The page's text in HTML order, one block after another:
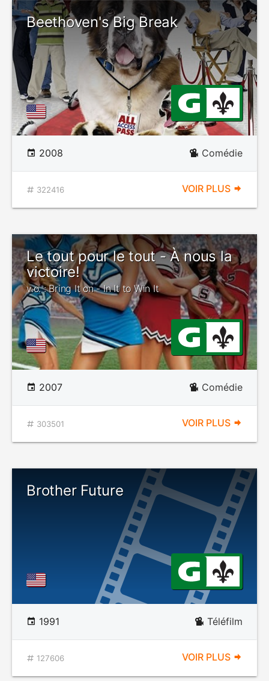
Beethoven's Big Break
2008 Comédie
322416 VOIR PLUS
Le tout pour le tout - À nous la
victoire!
v.o. : Bring It on - In It to Win It
2007 Comédie
303501 VOIR PLUS
Brother Future
1991 Téléfilm
127606 VOIR PLUS